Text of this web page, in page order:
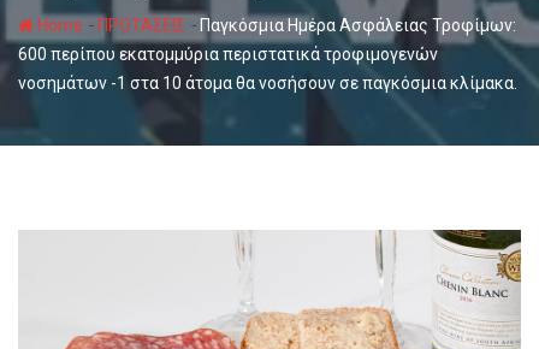
Home - ΠΡΟΤΑΣΕΙΣ - Παγκόσμια Ημέρα Ασφάλειας Τροφίμων:
600 περίπου εκατομμύρια περιστατικά τροφιμογενών
νοσημάτων -1 στα 10 άτομα θα νοσήσουν σε παγκόσμια κλίμακα.